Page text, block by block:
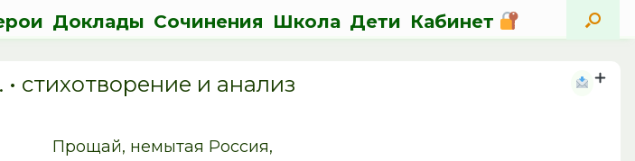
Доклады Сочинения Школа Дети Кабинет
cтихотворение и анализ
Прощай, немытая Россия,